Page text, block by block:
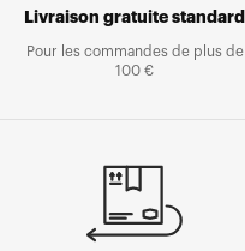
Livraison gratuite standard
Pour les commandes de plus de
100 €